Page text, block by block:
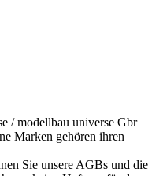
/ modellbau universe Gbr
Marken gehören ihren
Sie unsere AGBs und die